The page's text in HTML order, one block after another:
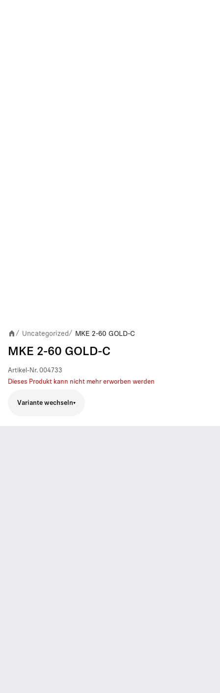
/ Uncategorized / MKE 2-60 GOLD-C
MKE 2-60 GOLD-C
Artikel-Nr. 004733
Dieses Produkt kann nicht mehr erworben werden
Variante wechseln